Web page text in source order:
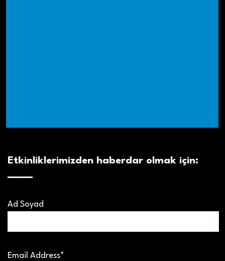
Etkinliklerimizden haberdar olmak için:
Ad Soyad
Email Address*